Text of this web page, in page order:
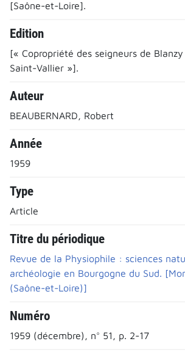
[Saône-et-Loire].
Edition
[« Copropriété des seigneurs de
Saint-Vallier »].
Auteur
BEAUBERNARD, Robert
Année
1959
Type
Article
Titre du périodique
Revue de la Physiophile : sciences
archéologie en Bourgogne du Sud.
(Saône-et-Loire)]
Numéro
1959 (décembre), n° 51, p. 2-17